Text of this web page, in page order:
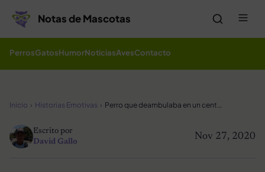
Notas de Mascotas
PerrosGatosHumorNoticiasAvesContacto
Inicio Historias Emotivas Perro que deambulaba en un centro comercial se convierte en guardia de seguridad
Nov 27, 2020
Escrito por
David Gallo